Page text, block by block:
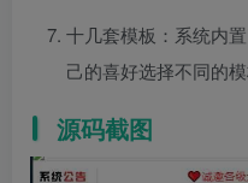
十几套模板：系统内
己的喜好选择不同的
源码截图